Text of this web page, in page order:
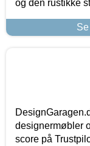
og den rustikke
designermøbler
score på